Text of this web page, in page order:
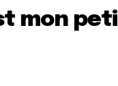
mon